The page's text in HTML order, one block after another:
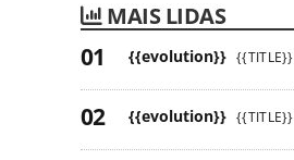
MAIS LIDAS
{{evolution}} {{TITLE}}
{{evolution}} {{TITLE}}